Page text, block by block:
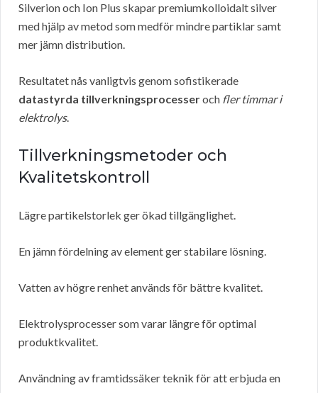
Silverion och Ion Plus skapar premiumkolloidalt silver
med hjälp av metod som medför mindre partiklar samt
mer jämn distribution.
Resultatet nås vanligtvis genom sofistikerade
datastyrda tillverkningsprocesseroch fler timmar i
elektrolys.
Tillverkningsmetoder och
Kvalitetskontroll
Lägre partikelstorlek ger ökad tillgänglighet.
En jämn fördelning av element ger stabilare lösning.
Vatten av högre renhet används för bättre kvalitet.
Elektrolysprocesser som varar längre för optimal
produktkvalitet.
Användning av framtidssäker teknik för att erbjuda en